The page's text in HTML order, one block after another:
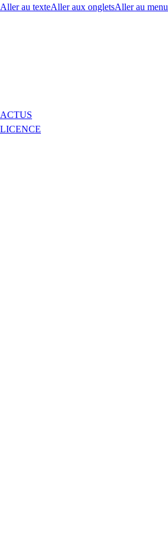
Aller au texteAller aux ongletsAller au menu
ACTUS
LICENCE